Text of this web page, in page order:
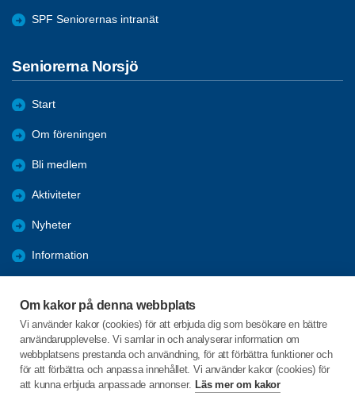
Om kakor på denna webbplats
Vi använder kakor (cookies) för att erbjuda dig som besökare en bättre
användarupplevelse. Vi samlar in och analyserar information om
webbplatsens prestanda och användning, för att förbättra funktioner och
för att förbättra och anpassa innehållet. Vi använder kakor (cookies) för
att kunna erbjuda anpassade annonser. Läs mer om kakor
SPF Seniorernas intranät
Seniorerna Norsjö
Start
Om föreningen
Bli medlem
Aktiviteter
Nyheter
Information
Bilder och reportage
C/o:Arianne Buhr